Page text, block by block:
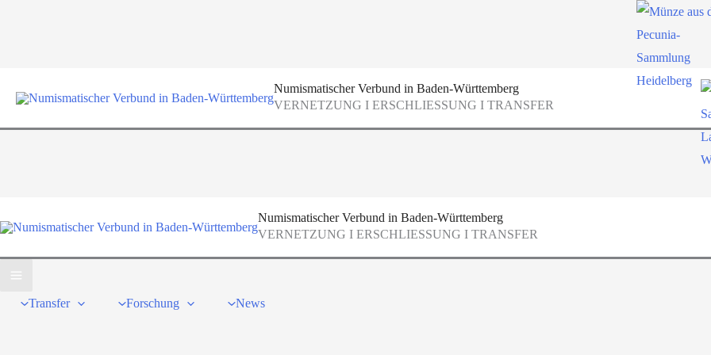
Numismatischer Verbund in Baden-Württemberg
VERNETZUNG I ERSCHLIESSUNG I TRANSFER
Numismatischer Verbund in Baden-Württemberg
VERNETZUNG I ERSCHLIESSUNG I TRANSFER
Transfer Forschung News